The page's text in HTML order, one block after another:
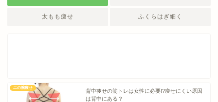
太もも痩せ ふくらはぎ細く
二の腕痩せ
背中痩せの筋トレは女性に必要!?痩せにくい原因
は背中にある？